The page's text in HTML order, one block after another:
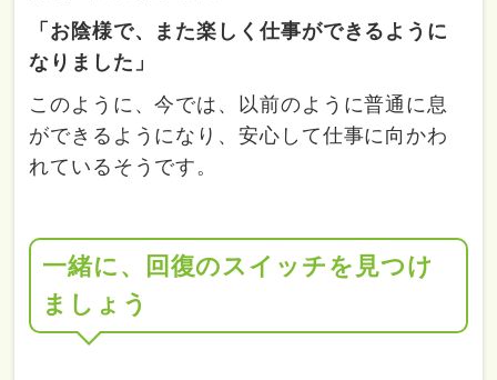
「お陰様で、また楽しく仕事ができるように
なりました」
このように、今では、以前のように普通に息
ができるようになり、安心して仕事に向かわ
れているそうです。
一緒に、回復のスイッチを見つけ
ましょう